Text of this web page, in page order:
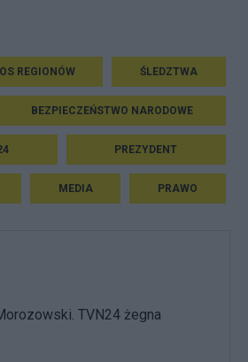
REGIONÓW ŚLEDZTWA
BEZPIECZEŃSTWO NARODOWE
PREZYDENT
MEDIA PRAWO
TVN24 żegna